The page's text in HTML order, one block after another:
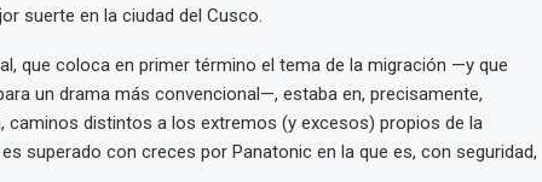
suerte en la ciudad del Cusco.
que coloca en primer término el tema de la migración —y que
un drama más convencional—, estaba en, precisamente,
caminos distintos a los extremos (y excesos) propios de la
superado con creces por Panatonic en la que es, con seguridad,